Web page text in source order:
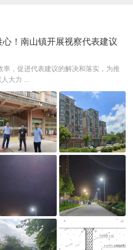
！南山镇开展视察代表建议
率，促进代表建议的解决和落实，为推
人大力 ...